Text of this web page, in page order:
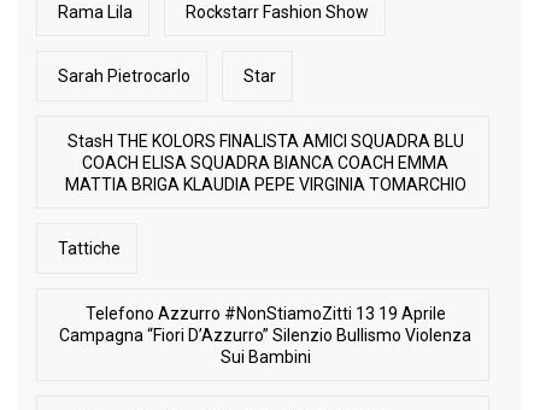
Rama Lila Rockstarr Fashion Show
Sarah Pietrocarlo Star
StasH THE KOLORS FINALISTA AMICI SQUADRA BLU
COACH ELISA SQUADRA BIANCA COACH EMMA
MATTIA BRIGA KLAUDIA PEPE VIRGINIA TOMARCHIO
Tattiche
Telefono Azzurro #NonStiamoZitti 13 19 Aprile
Campagna “Fiori D’Azzurro” Silenzio Bullismo Violenza
Sui Bambini